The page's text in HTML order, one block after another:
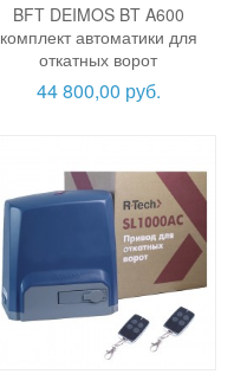
BFT DEIMOS BT A600
комплект автоматики для
откатных ворот
44 800,00 руб.